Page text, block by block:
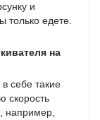
и
только едете.
на
себе такие
скорость
например,